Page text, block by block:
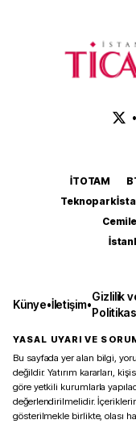
•
İTOTAM
Teknopark
Künye•İletişim•
Gizlilik
YASAL UYARI VE
Bu sayfada yer alan bilgi,
değildir. Yatırım kararları,
göre yetkili kurumlarla
değerlendirilmelidir.
gösterilmekle birlikte, olası